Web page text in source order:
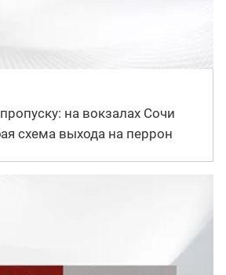
на вокзалах Сочи
схема выхода на перрон